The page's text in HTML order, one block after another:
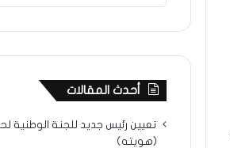
أحدث المقالات
تعيين رئيس جديد للجنة الوطنية
(هويته)